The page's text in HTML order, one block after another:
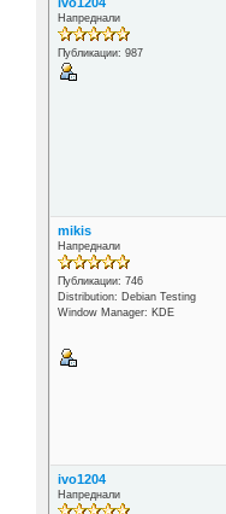
Напреднали
Публикации: 987
mikis
Напреднали
Публикации: 746
Distribution: Debian Testing
Window Manager: KDE
ivo1204
Напреднали